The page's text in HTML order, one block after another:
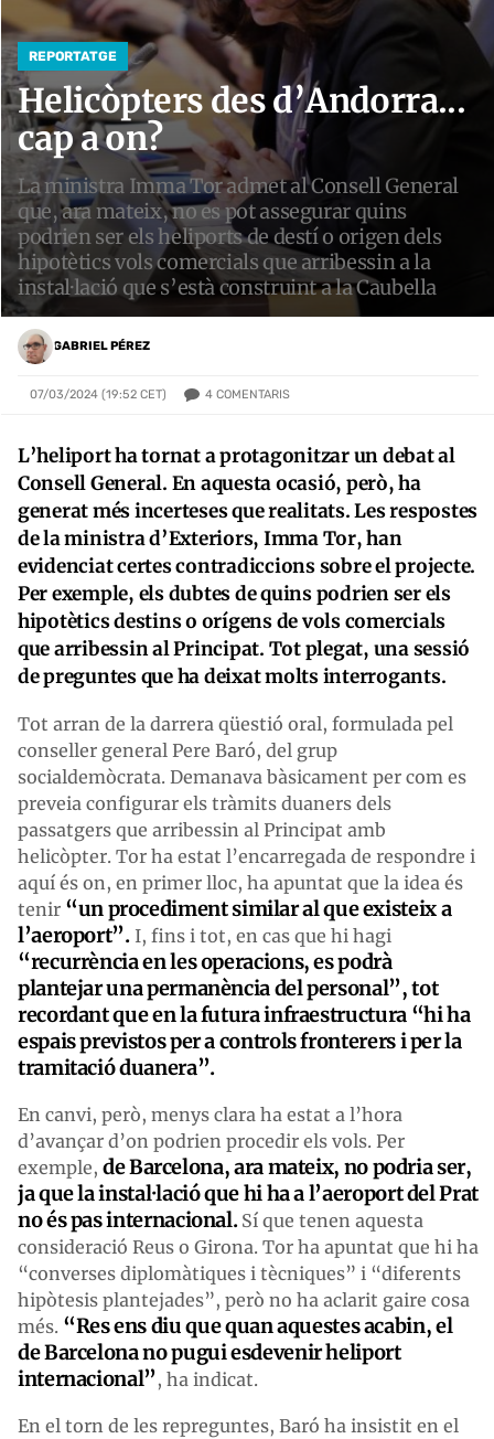
REPORTATGE
Helicòpters des d’Andorra...
cap a on?
La ministra Imma Tor admet al Consell General
que, ara mateix, no es pot assegurar quins
podrien ser els heliports de destí o origen dels
hipotètics vols comercials que arribessin a la
instal·lació que s’està construint a la Caubella
GABRIEL PÉREZ
07/03/2024 (19:52 CET) 4 COMENTARIS
L’heliport ha tornat a protagonitzar un debat al
Consell General. En aquesta ocasió, però, ha
generat més incerteses que realitats. Les respostes
de la ministra d’Exteriors, Imma Tor, han
evidenciat certes contradiccions sobre el projecte.
Per exemple, els dubtes de quins podrien ser els
hipotètics destins o orígens de vols comercials
que arribessin al Principat. Tot plegat, una sessió
de preguntes que ha deixat molts interrogants.
Tot arran de la darrera qüestió oral, formulada pel
conseller general Pere Baró, del grup
socialdemòcrata. Demanava bàsicament per com es
preveia configurar els tràmits duaners dels
passatgers que arribessin al Principat amb
helicòpter. Tor ha estat l’encarregada de respondre i
aquí és on, en primer lloc, ha apuntat que la idea és
tenir “un procediment similar al que existeix a
l’aeroport”.I, fins i tot, en cas que hi hagi
“recurrència en les operacions, es podrà
plantejar una permanència del personal”, tot
recordant que en la futura infraestructura “hi ha
espais previstos per a controls fronterers i per la
tramitació duanera”.
En canvi, però, menys clara ha estat a l’hora
d’avançar d’on podrien procedir els vols. Per
exemple, de Barcelona, ara mateix, no podria ser,
ja que la instal·lació que hi ha a l’aeroport del Prat
no és pas internacional. Sí que tenen aquesta
consideració Reus o Girona. Tor ha apuntat que hi ha
“converses diplomàtiques i tècniques” i “diferents
hipòtesis plantejades”, però no ha aclarit gaire cosa
més. “Res ens diu que quan aquestes acabin, el
de Barcelona no pugui esdevenir heliport
internacional”, ha indicat.
En el torn de les repreguntes, Baró ha insistit en el